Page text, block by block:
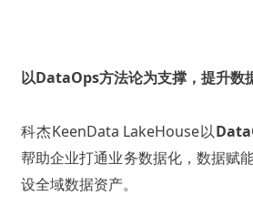
以DataOps方法论为支撑，提升数
科杰KeenData LakeHouse以
帮助企业打通业务数据化，数据赋
设全域数据资产。